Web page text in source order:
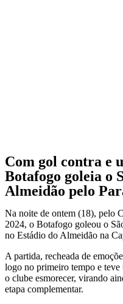
Com gol contra e
Botafogo goleia o
Almeidão pelo
Na noite de ontem (18), pelo
2024, o Botafogo goleou o
no Estádio do Almeidão na
A partida, recheada de
logo no primeiro tempo e
o clube esmorecer, virando
etapa complementar.